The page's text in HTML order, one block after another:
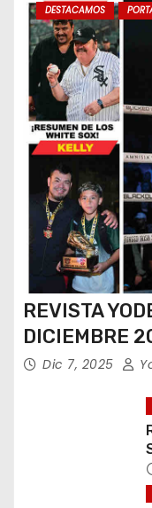
DESTACAMOS
REVISTA
DICIEMBRE
Dic 7, 2025